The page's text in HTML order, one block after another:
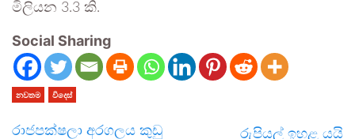
මිලියන 3.3 කි.
Social Sharing
නවතම විදෙස්
රාජපක්ෂලා අරගලය කුඩු
රුපියල් ඉහළ යයි